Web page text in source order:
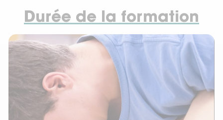
Notre campus
Actualité
Alumni
La clinique
Durée de la formation